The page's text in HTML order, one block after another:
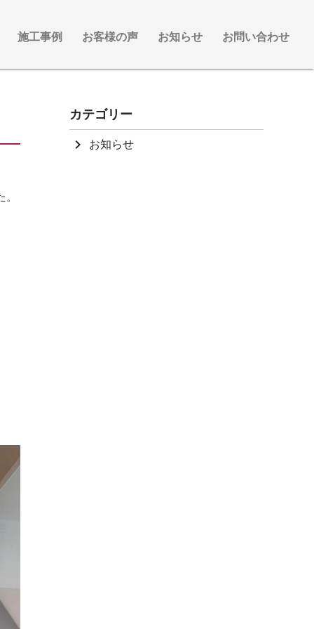
施工事例 お客様の声 お知らせ お問い合わせ
カテゴリー
keyboard_arrow_right お知らせ